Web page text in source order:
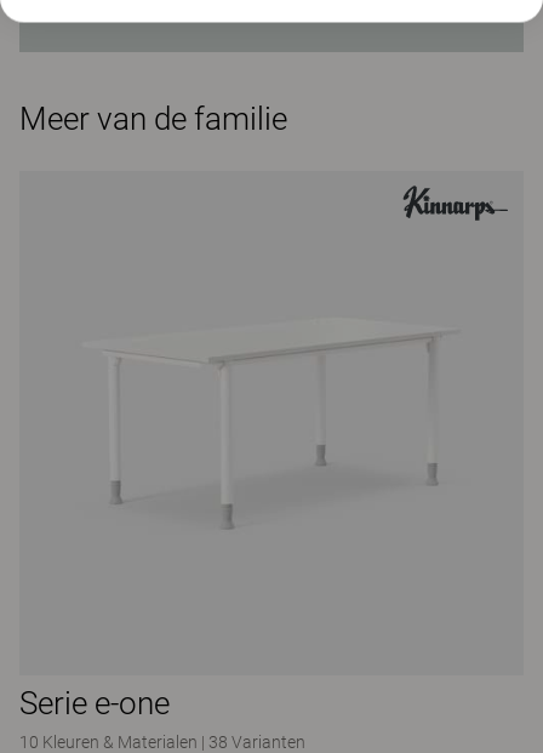
Meer van de familie
Serie e-one
10 Kleuren & Materialen | 38 Varianten